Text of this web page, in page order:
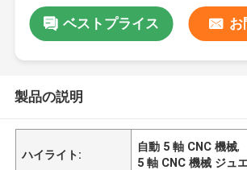
ベストプライス お
製品の説明
ハイライト:
自動 5 軸 CNC 機械,
5 軸 CNC 機械 ジュ